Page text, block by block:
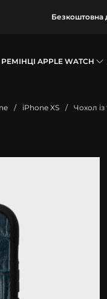
Безкоштовна
РЕМІНЦІ APPLE WATCH
/ iPhone XS / Чохол